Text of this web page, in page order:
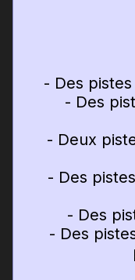
- Des
- Des
- Deux
- Des
- Des
- Des